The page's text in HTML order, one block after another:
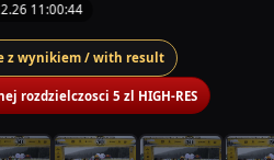
11:00:44
z wynikiem / with result
rozdzielczosci 5 zl HIGH-RES